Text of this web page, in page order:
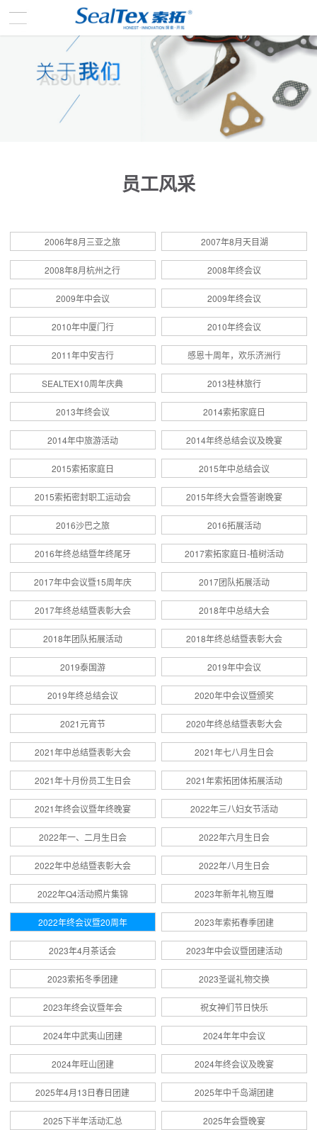
员工风采
2006年8月三亚之旅 2007年8月天目湖
2008年8月杭州之行 2008年终会议
2009年中会议 2009年终会议
2010年中厦门行 2010年终会议
2011年中安吉行 感恩十周年，欢乐济洲行
SEALTEX10周年庆典 2013桂林旅行
2013年终会议 2014索拓家庭日
2014年中旅游活动 2014年终总结会议及晚宴
2015索拓家庭日 2015年中总结会议
2015索拓密封职工运动会 2015年终大会暨答谢晚宴
2016沙巴之旅 2016拓展活动
2016年终总结暨年终尾牙 2017索拓家庭日-植树活动
2017年中会议暨15周年庆 2017团队拓展活动
2017年终总结暨表彰大会 2018年中总结大会
2018年团队拓展活动 2018年终总结暨表彰大会
2019泰国游 2019年中会议
2019年终总结会议 2020年中会议暨颁奖
2021元宵节 2020年终总结暨表彰大会
2021年中总结暨表彰大会 2021年七八月生日会
2021年十月份员工生日会 2021年索拓团体拓展活动
2021年终会议暨年终晚宴 2022年三八妇女节活动
2022年一、二月生日会 2022年六月生日会
2022年中总结暨表彰大会 2022年八月生日会
2022年Q4活动照片集锦 2023年新年礼物互赠
2022年终会议暨20周年 2023年索拓春季团建
2023年4月茶话会 2023年中会议暨团建活动
2023索拓冬季团建 2023圣诞礼物交换
2023年终会议暨年会 祝女神们节日快乐
2024年中武夷山团建 2024年年中会议
2024年旺山团建 2024年终会议及晚宴
2025年4月13日春日团建 2025年中千岛湖团建
2025下半年活动汇总 2025年会暨晚宴